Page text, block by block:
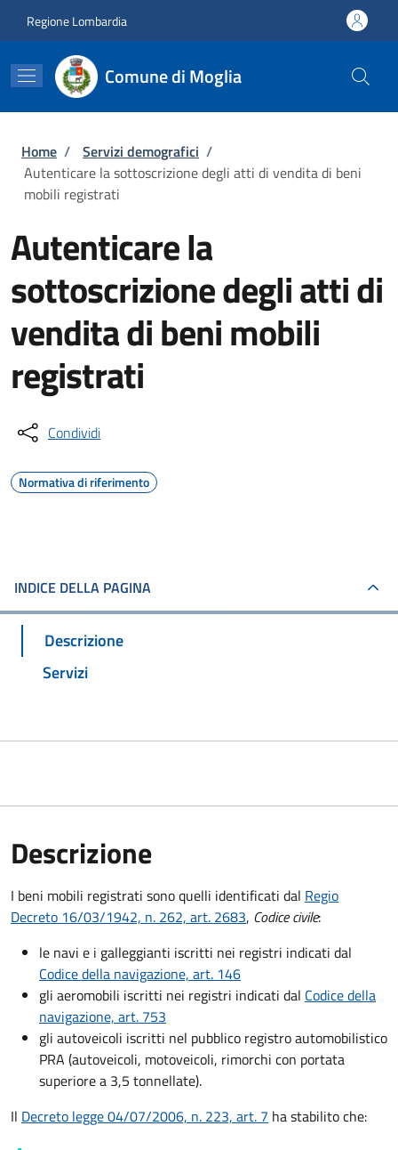
Regione Lombardia
Comune di Moglia
Briciole di pane
Home / Servizi demografici /
Autenticare la sottoscrizione degli atti di vendita di beni
mobili registrati
Autenticare la
sottoscrizione degli atti di
vendita di beni mobili
registrati
Condividi
Normativa di riferimento
INDICE DELLA PAGINA
Descrizione
Servizi
Descrizione
I beni mobili registrati sono quelli identificati dal Regio
Decreto 16/03/1942, n. 262, art. 2683, Codice civile:
le navi e i galleggianti iscritti nei registri indicati dal
Codice della navigazione, art. 146
gli aeromobili iscritti nei registri indicati dal Codice della
navigazione, art. 753
gli autoveicoli iscritti nel pubblico registro automobilistico
PRA (autoveicoli, motoveicoli, rimorchi con portata
superiore a 3,5 tonnellate).
Il Decreto legge 04/07/2006, n. 223, art. 7 ha stabilito che: